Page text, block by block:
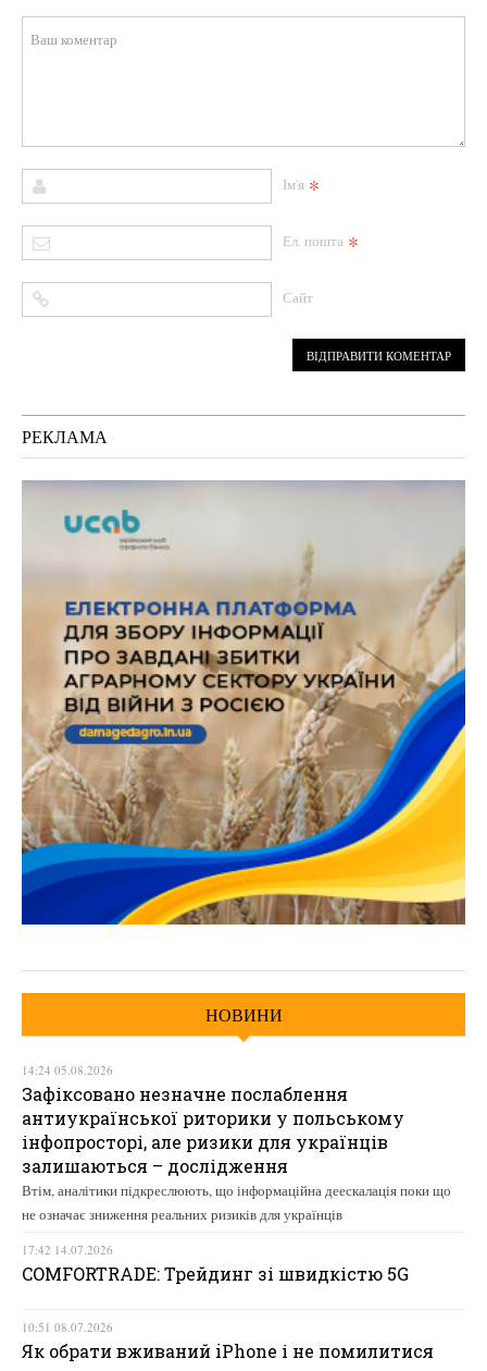
Ім'я *
Ел. пошта *
Сайт
РЕКЛАМА
НОВИНИ
14:24 05.08.2026
Зафіксовано незначне послаблення
антиукраїнської риторики у польському
інфопросторі, але ризики для українців
залишаються – дослідження
Втім, аналітики підкреслюють, що інформаційна деескалація поки що
не означає зниження реальних ризиків для українців
17:42 14.07.2026
COMFORTRADE: Трейдинг зі швидкістю 5G
10:51 08.07.2026
Як обрати вживаний iPhone і не помилитися